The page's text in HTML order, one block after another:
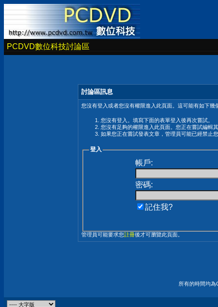
PCDVD數位科技討論區
討論區訊息
您沒有登入或者您沒有權限進入此頁面。這可能有如下幾
您沒有登入。填寫下面的表單登入後再次嘗試。
您沒有足夠的權限進入此頁面。您正在嘗試編輯
如果您正在嘗試發表文章，管理員可能已經禁止
登入
帳戶:
密碼:
記住我?
管理員可能要求您註冊後才可瀏覽此頁面。
所有的時間均為